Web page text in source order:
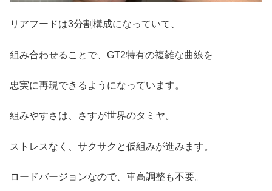
リアフードは3分割構成になっていて、
組み合わせることで、GT2特有の複雑な曲線を
忠実に再現できるようになっています。
組みやすさは、さすが世界のタミヤ。
ストレスなく、サクサクと仮組みが進みます。
ロードバージョンなので、車高調整も不要。